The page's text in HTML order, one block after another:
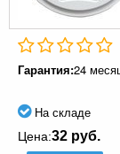
Гарантия:24
На складе
Цена:32 руб.